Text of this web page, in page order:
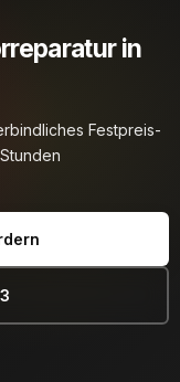
in
Festpreis-